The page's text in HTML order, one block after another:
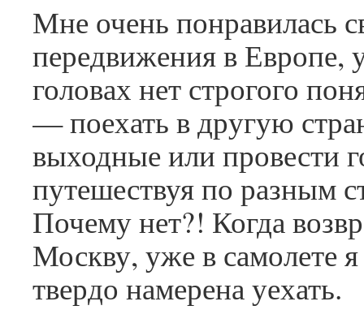
Мне очень понравилась
передвижения в Европе,
головах нет строгого
— поехать в другую
выходные или провести
путешествуя по разным
Почему нет?! Когда
Москву, уже в самолете
твердо намерена уехать.